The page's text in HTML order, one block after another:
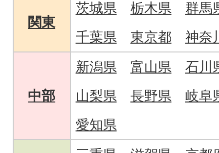
関東
茨城県 栃木県
群馬
千葉県
東京都 神奈
中部
新潟県 富山県
石川
山梨県
長野県
岐阜
愛知県